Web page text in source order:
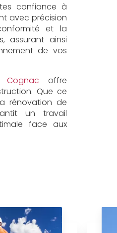
confiance à
avec précision
et la
assurant ainsi
de vos
offre
Que ce
rénovation de
un travail
face aux